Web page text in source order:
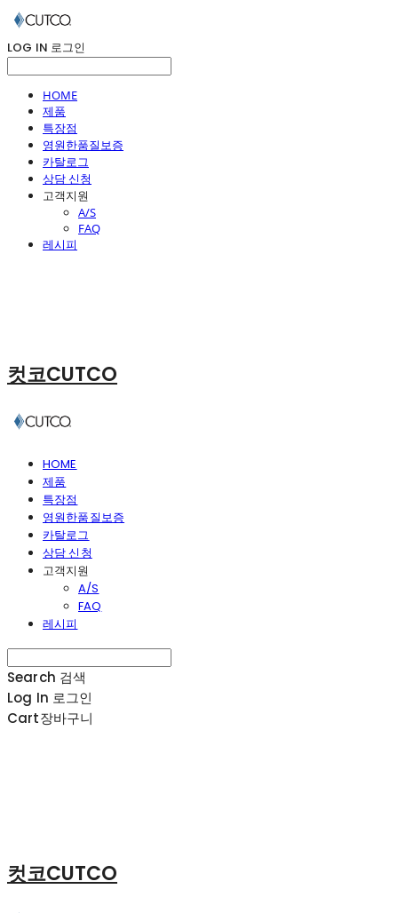
LOG IN 로그인
HOME
제품
특장점
영원한품질보증
카탈로그
상담 신청
고객지원
A/S
FAQ
레시피
컷코CUTCO
HOME
제품
특장점
영원한품질보증
카탈로그
상담 신청
고객지원
A/S
FAQ
레시피
Search 검색
Log In 로그인
Cart장바구니
컷코CUTCO